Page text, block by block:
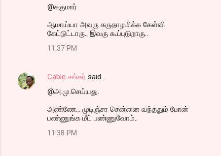
@சுகுமார்
ஆமாய்யா அவரு கருதாழமிக்க கேள்வி
கேட்டுட்டாரு.. இவரு கூப்புடுறாரு..
11:37 PM
Cable சங்கர் said…
@அ.மு.செய்யது.
அண்ணே... முடிஞ்சா சென்னை வந்ததும் போன்
பண்ணுங்க மீட் பண்ணுவோம்..
11:38 PM